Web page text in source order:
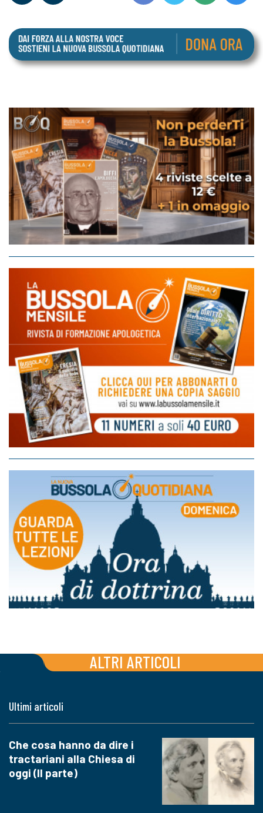
ALTRI ARTICOLI
Ultimi articoli
Che cosa hanno da dire i
tractariani alla Chiesa di
oggi (II parte)